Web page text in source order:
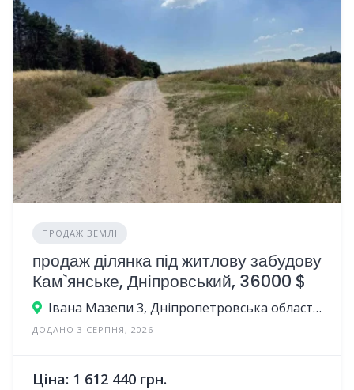
ПРОДАЖ ЗЕМЛІ
продаж ділянка під житлову забудову
Кам`янське, Дніпровський, 36000 $
Івана Мазепи 3, Дніпропетровська область, Україна
ДОДАНО 3 СЕРПНЯ, 2026
Ціна: 1 612 440 грн.